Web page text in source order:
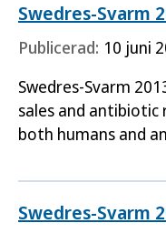
Swedres-Svarm
Publicerad: 10 juni
Swedres-Svarm
sales and
both humans and
Sweden the…
Swedres-Svarm